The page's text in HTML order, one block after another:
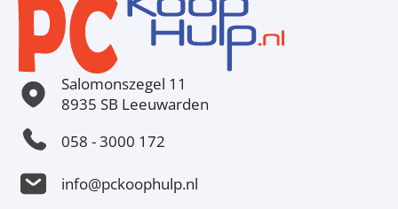
Salomonszegel 11
8935 SB Leeuwarden
058 - 3000 172
info@pckoophulp.nl